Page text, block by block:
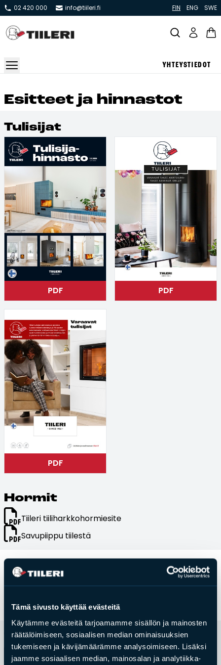
Tämä sivusto käyttää evästeitä
Käytämme evästeitä tarjoamamme sisällön ja mainosten
räätälöimiseen, sosiaalisen median ominaisuuksien
tukemiseen ja kävijämäärämme analysoimiseen. Lisäksi
jaamme sosiaalisen median, mainosalan ja analytiikka-
02 420 000 info@tiileri.fi FIN ENG SWE
YHTEYSTIEDOT
Pönttö -ja kaakeliuunit
Leivin -ja lämpiöuunit
Hellat
Kiertoilmatakat ja kamiinat
Grillit ja pihakeittiöt
Kiukaat
Hormit
Esitteet, hinnastot ja ohjeet
Tiileri lasku
Kotikäynti
Tiilet ja tiililaatat
Julkisivutiilet
Tiililaatat
Aukonylitysratkaisut ja
Tiilimuurauskannakejärjestelmät
Kohdegalleria
Vastuullisuus
Tiilityökalu
Esitteet
Verkkokauppa
Tulisijatarvikkeet
Kamiinat ja kevyet tulisijat
Tiilet
Laastit
Kiukaat ja kiuaskivet
Käyttöehdot
Peruuta verkkokauppatilauksesi
Yhteystiedot
Esit­teet ja hin­nas­tot
Tu­li­si­jat
PDF PDF
PDF
Hor­mit
Tiileri tiiliharkkohormiesite
Savupiippu tiilestä
Oh­jeet ja op­paat
Tii­le­ri tu­li­si­jat
Takan käyttö- ja huolto-ohje